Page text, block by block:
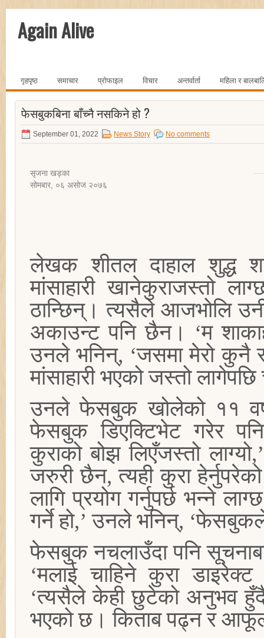
Again Alive
गृहपृष्ठ समाचार प्रोफाइल विचार अन्तर्वार्ता महिला र
फेसबुकबिना बाँच्नै नसकिने हो ?
September 01, 2022 News Story No comments
सृजना खड्का
सोमबार, ०६ असोज २०७६
लेखक शीतल दाहाल शुद्ध
मांसाहारी खानेकुराजस्तो
ठान्छिन्। त्यसैले आजभोलि
अकाउन्ट पनि छैन। ‘म
उनले भनिन्, ‘जसमा मेरो कुनै
मांसाहारी भएको जस्तो
उनले फेसबुक खोलेको ११
फेसबुक डिएक्टिभेट गरेर
कुराको बोझ लिएँजस्तो
जरुरी छैन, त्यही कुरा
लागि प्रयोग गर्नुपर्छ भन्ने
गर्ने हो,’ उनले भनिन्, ‘फेसबुकले
फेसबुक नचलाउँदा पनि
‘मलाई चाहिने कुरा
‘त्यसैले केही छुटेको अनुभव
भएको छ। किताब पढ्न र